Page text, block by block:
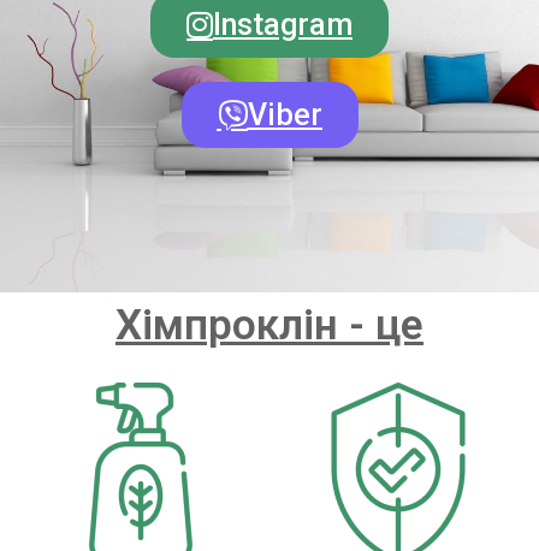
Instagram
Viber
Хімпроклін - це